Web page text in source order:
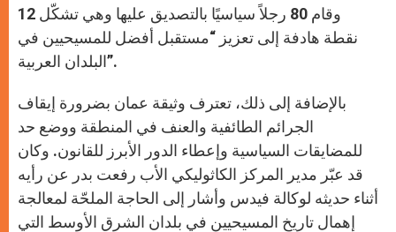
وقام 80 رجلاً سياسيًا بالتصديق عليها وهي تشكّل 12
نقطة هادفة إلى تعزيز “مستقبل أفضل للمسيحيين في
البلدان العربية”.
بالإضافة إلى ذلك، تعترف وثيقة عمان بضرورة إيقاف
الجرائم الطائفية والعنف في المنطقة ووضع حد
للمضايقات السياسية وإعطاء الدور الأبرز للقانون. وكان
قد عبّر مدير المركز الكاثوليكي الأب رفعت بدر عن رأيه
أثناء حديثه لوكالة فيدس وأشار إلى الحاجة الملحّة لمعالجة
إهمال تاريخ المسيحيين في بلدان الشرق الأوسط التي